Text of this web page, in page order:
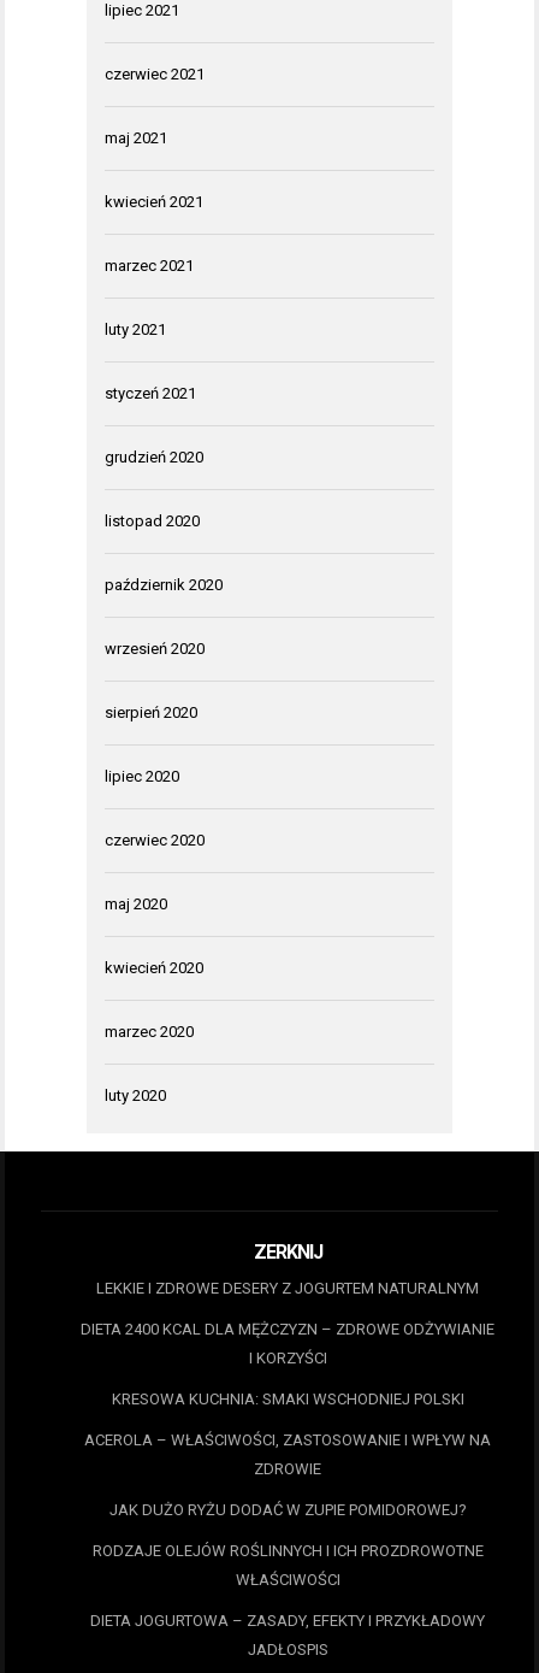
lipiec 2021
czerwiec 2021
maj 2021
kwiecień 2021
marzec 2021
luty 2021
styczeń 2021
grudzień 2020
listopad 2020
październik 2020
wrzesień 2020
sierpień 2020
lipiec 2020
czerwiec 2020
maj 2020
kwiecień 2020
marzec 2020
luty 2020
ZERKNIJ
LEKKIE I ZDROWE DESERY Z JOGURTEM NATURALNYM
DIETA 2400 KCAL DLA MĘŻCZYZN – ZDROWE ODŻYWIANIE
I KORZYŚCI
KRESOWA KUCHNIA: SMAKI WSCHODNIEJ POLSKI
ACEROLA – WŁAŚCIWOŚCI, ZASTOSOWANIE I WPŁYW NA
ZDROWIE
JAK DUŻO RYŻU DODAĆ W ZUPIE POMIDOROWEJ?
RODZAJE OLEJÓW ROŚLINNYCH I ICH PROZDROWOTNE
WŁAŚCIWOŚCI
DIETA JOGURTOWA – ZASADY, EFEKTY I PRZYKŁADOWY
JADŁOSPIS